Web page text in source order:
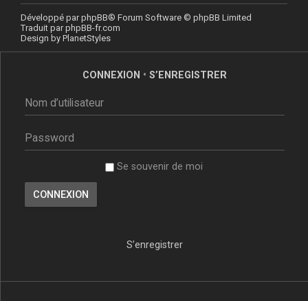
Développé parphpBB® Forum Software © phpBB Limited
Traduit parphpBB-fr.com
Design by PlanetStyles
CONNEXION • S’ENREGISTRER
Se souvenir de moi
S’enregistrer